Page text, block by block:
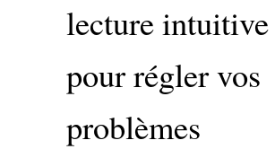
lecture intuitive
pour régler vos
problèmes